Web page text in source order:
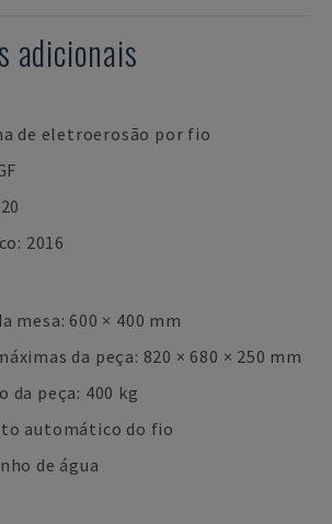
adicionais
de eletroerosão por fio
2016
mesa: 600 × 400 mm
da peça: 820 × 680 × 250 mm
da peça: 400 kg
automático do fio
de água